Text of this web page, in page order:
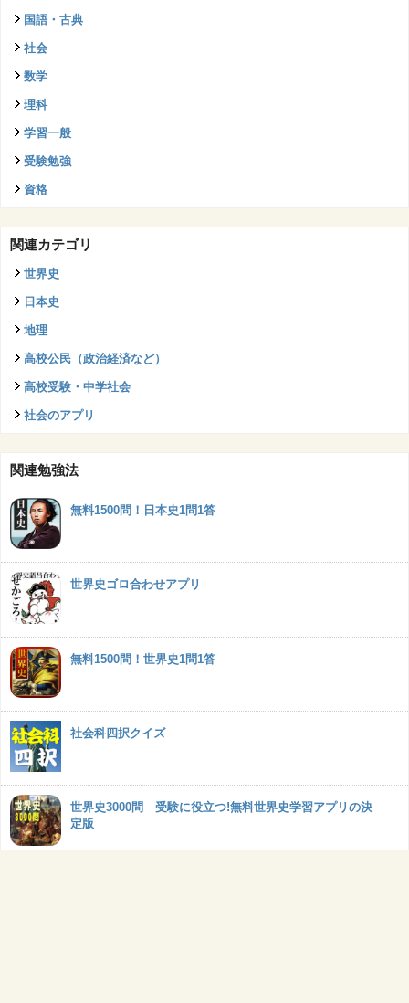
国語・古典
社会
数学
理科
学習一般
受験勉強
資格
関連カテゴリ
世界史
日本史
地理
高校公民（政治経済など）
高校受験・中学社会
社会のアプリ
関連勉強法
無料1500問！日本史1問1答
世界史ゴロ合わせアプリ
無料1500問！世界史1問1答
社会科四択クイズ
世界史3000問 受験に役立つ!無料世界史学習アプリの決
定版